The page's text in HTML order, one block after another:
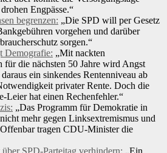
Engpässe.“
begrenzen: „Die SPD will per Gesetz
vorgehen und darüber
sorgen.“
Demografie: „Mit nackten
für die nächsten 50 Jahre wird Angst
ein sinkendes Rentenniveau ab
privater Rente. Doch die
Leier hat einen Rechenfehler.“
„Das Programm für Demokratie in
mehr gegen Linksextremismus und
tragen CDU-Minister die